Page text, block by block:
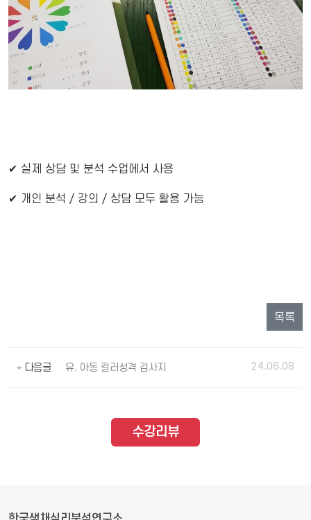
✔ 실제 상담 및 분석 수업에서 사용
✔ 개인 분석 / 강의 / 상담 모두 활용 가능
목록
다음글 유. 아동 컬러성격 검사지 24.06.08
수강리뷰